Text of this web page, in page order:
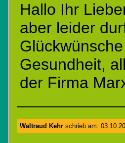
Hallo Ihr
aber leider
Gesundheit,
der Firma
Waltraud Kehr schrieb am: